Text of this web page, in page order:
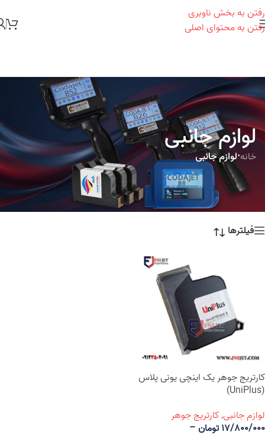
رفتن به بخش ناوبری
رفتن به محتوای اصلی
لوازم جانبی
خانه•لوازم جانبی
فیلترها
کارتریج جوهر یک اینچی یونی پلاس
(UniPlus)
لوازم جانبی,کارتریج‌ جوهر
17/800/000تومان –